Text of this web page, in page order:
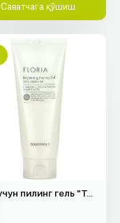
Саватчага қўшиш
Юз учун пилинг гель "Tony Moly" (150мл)